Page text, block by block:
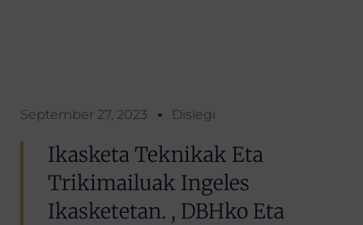
September 27, 2023 Dislegi
Ikasketa Teknikak Eta
Trikimailuak Ingeles
Ikasketetan. , DBHko Eta